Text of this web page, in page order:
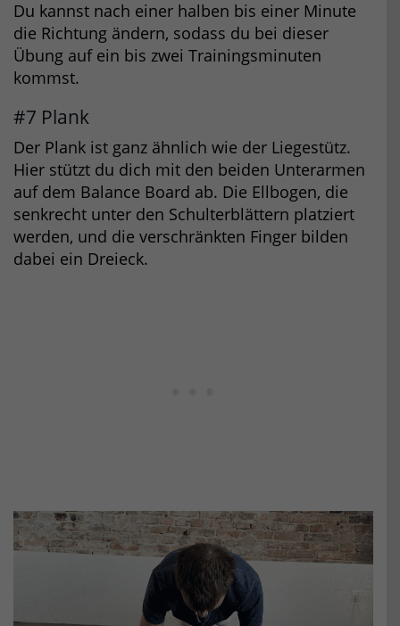
Du kannst nach einer halben bis einer Minute
die Richtung ändern, sodass du bei dieser
Übung auf ein bis zwei Trainingsminuten
kommst.
#7 Plank
Der Plank ist ganz ähnlich wie der Liegestütz.
Hier stützt du dich mit den beiden Unterarmen
auf dem Balance Board ab. Die Ellbogen, die
senkrecht unter den Schulterblättern platziert
werden, und die verschränkten Finger bilden
dabei ein Dreieck.